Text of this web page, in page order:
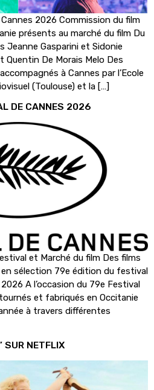
2026 Commission du film
présents au marché du film Du
Jeanne Gasparini et Sidonie
De Morais Melo Des
à Cannes par l’Ecole
(Toulouse) et la […]
DE CANNES 2026
et Marché du film Des films
sélection 79e édition du festival
A l’occasion du 79e Festival
et fabriqués en Occitanie
à travers différentes
SUR NETFLIX